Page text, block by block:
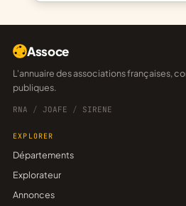
Assoce
L'annuaire des associations françaises, construit sur les données
publiques.
RNA / JOAFE / SIRENE
EXPLORER
Départements
Explorateur
Annonces